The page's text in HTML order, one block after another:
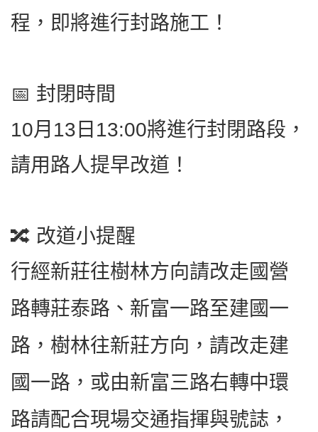
程，即將進行封路施工！
📅 封閉時間
10月13日13:00將進行封閉路段，
請用路人提早改道！
🔀 改道小提醒
行經新莊往樹林方向請改走國營
路轉莊泰路、新富一路至建國一
路，樹林往新莊方向，請改走建
國一路，或由新富三路右轉中環
路請配合現場交通指揮與號誌，